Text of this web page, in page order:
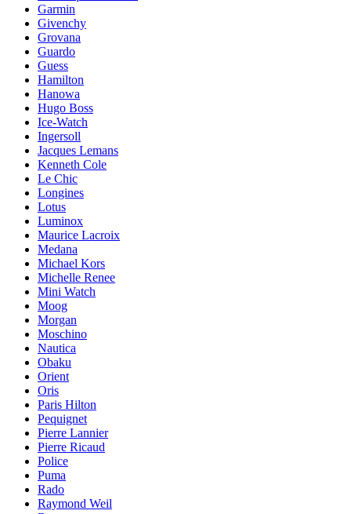
Garmin
Givenchy
Grovana
Guardo
Guess
Hamilton
Hanowa
Hugo Boss
Ice-Watch
Ingersoll
Jacques Lemans
Kenneth Cole
Le Chic
Longines
Lotus
Luminox
Maurice Lacroix
Medana
Michael Kors
Michelle Renee
Mini Watch
Moog
Morgan
Moschino
Nautica
Obaku
Orient
Oris
Paris Hilton
Pequignet
Pierre Lannier
Pierre Ricaud
Police
Puma
Rado
Raymond Weil